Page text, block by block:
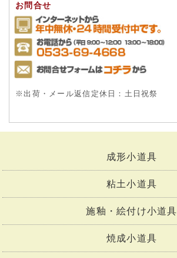
お問合せ
※出荷・メール返信定休日：土日祝祭
成形小道具
粘土小道具
施釉・絵付け小道具
焼成小道具